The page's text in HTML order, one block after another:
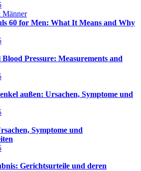
Männer
60 for Men: What It Means and Why
Pressure: Measurements and
außen: Ursachen, Symptome und
Symptome und
Gerichtsurteile und deren